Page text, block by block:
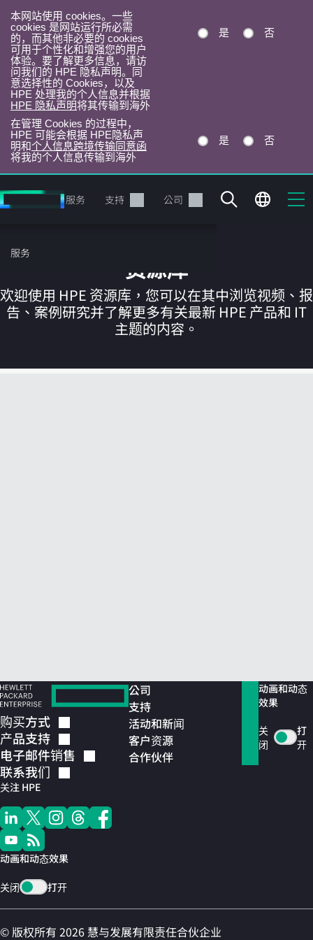
本网站使用 cookies。一些
cookies 是网站运行所必需
的，而其他非必要的 cookies
可用于个性化和增强您的用户
体验。要了解更多信息，请访
问我们的 HPE 隐私声明。同
意选择性的 Cookies，以及
HPE 处理我的个人信息并根据
HPE 隐私声明将其传输到海外
是 否
在管理 Cookies 的过程中，
HPE 可能会根据 HPE隐私声
明和个人信息跨境传输同意函
将我的个人信息传输到海外
是 否
转
到
目
录
服务 支持 公司
服务
您的购物车目前是空的
资源库
欢迎使用 HPE 资源库，您可以在其中浏览视频、报
告、案例研究并了解更多有关最新 HPE 产品和 IT
主题的内容。
购买方式
产品支持
电子邮件销售
联系我们
关注 HPE
动画和动态效果
关闭 打开
公司
支持
活动和新闻
客户资源
合作伙伴
动画和动态
效果
关
闭
打
开
© 版权所有 2026 慧与发展有限责任合伙企业